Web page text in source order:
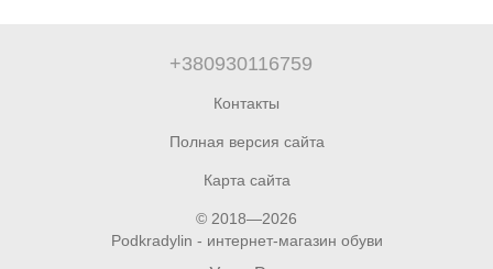
+380930116759
Контакты
Полная версия сайта
Карта сайта
© 2018—2026
Podkradylin - интернет-магазин обуви